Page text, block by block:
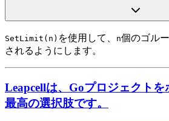
SetLimit(n) を使用して、 n個のゴル
されるようにします。
Leapcellは、Goプロジェクト
最高の選択肢です。